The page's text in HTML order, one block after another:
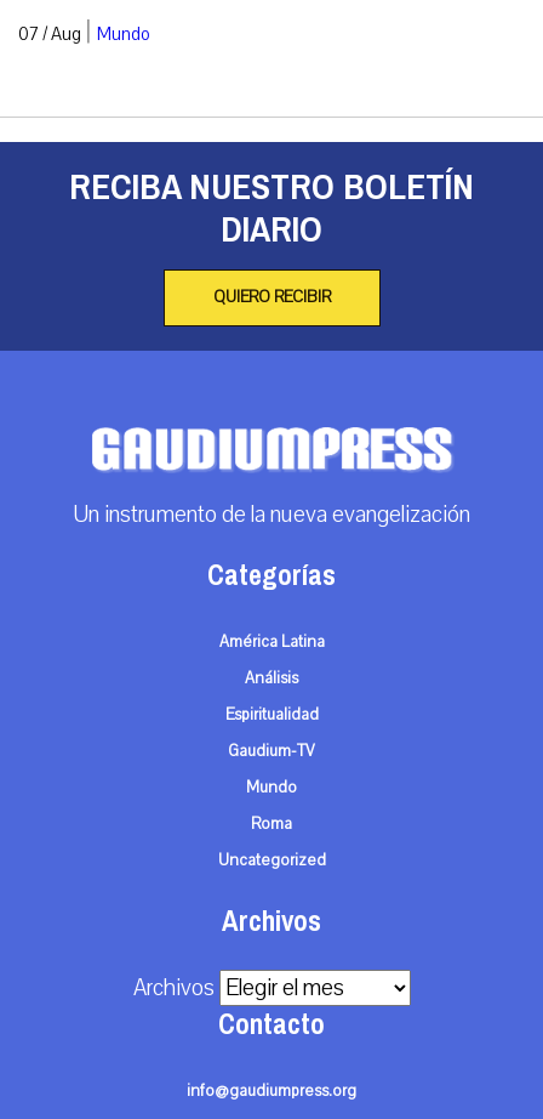
07 / Aug | Mundo
RECIBA NUESTRO BOLETÍN
DIARIO
QUIERO RECIBIR
Un instrumento de la nueva evangelización
Categorías
América Latina
Análisis
Espiritualidad
Gaudium-TV
Mundo
Roma
Uncategorized
Archivos
Archivos
Contacto
info@gaudiumpress.org